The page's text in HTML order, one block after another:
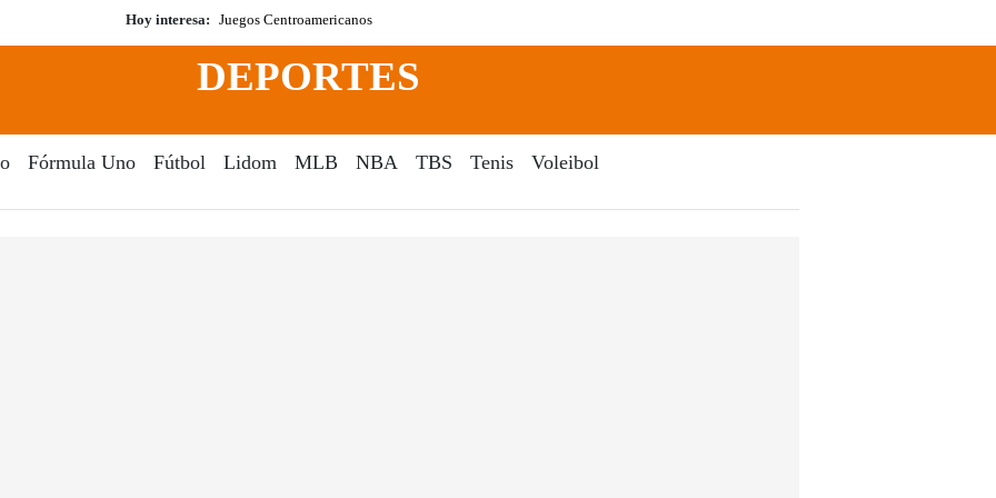
Hoy interesa: Juegos Centroamericanos
Search
DEPORTES
Fórmula Uno Fútbol Lidom MLB NBA TBS Tenis Voleibol